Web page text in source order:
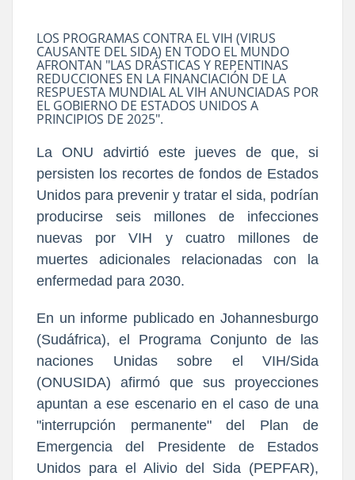
LOS PROGRAMAS CONTRA EL VIH (VIRUS
CAUSANTE DEL SIDA) EN TODO EL MUNDO
AFRONTAN "LAS DRÁSTICAS Y REPENTINAS
REDUCCIONES EN LA FINANCIACIÓN DE LA
RESPUESTA MUNDIAL AL VIH ANUNCIADAS POR
EL GOBIERNO DE ESTADOS UNIDOS A
PRINCIPIOS DE 2025".
La ONU advirtió este jueves de que, si
persisten los recortes de fondos de Estados
Unidos para prevenir y tratar el sida, podrían
producirse seis millones de infecciones
nuevas por VIH y cuatro millones de
muertes adicionales relacionadas con la
enfermedad para 2030.
En un informe publicado en Johannesburgo
(Sudáfrica), el Programa Conjunto de las
naciones Unidas sobre el VIH/Sida
(ONUSIDA) afirmó que sus proyecciones
apuntan a ese escenario en el caso de una
"interrupción permanente" del Plan de
Emergencia del Presidente de Estados
Unidos para el Alivio del Sida (PEPFAR),